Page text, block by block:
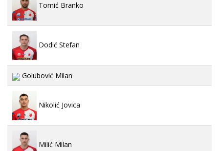
Tomić Branko
Dodić Stefan
Golubović Milan
Nikolić Jovica
Milić Milan